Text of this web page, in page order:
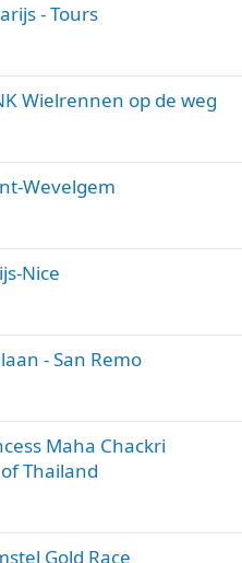
- Tours
Wielrennen op de weg
Wevelgem
Nice
- San Remo
Maha Chackri
Thailand
Gold Race